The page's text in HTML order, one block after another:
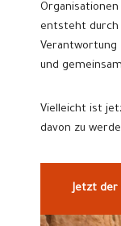
entsteht durch
Verantwortung
und
Vielleicht ist
davon zu
Jetzt